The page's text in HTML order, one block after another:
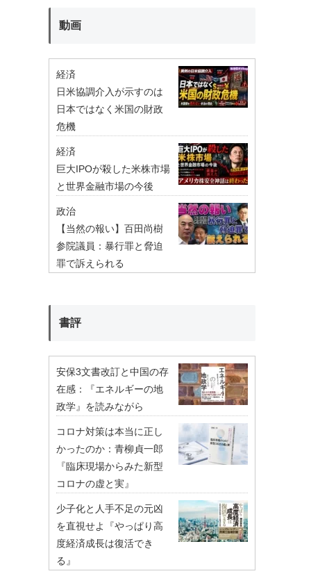
動画
経済
日米協調介入が示すのは
日本ではなく米国の財政
危機
経済
巨大IPOが殺した米株市場
と世界金融市場の今後
政治
【当然の報い】百田尚樹
参院議員：暴行罪と脅迫
罪で訴えられる
書評
安保3文書改訂と中国の存
在感：『エネルギーの地
政学』を読みながら
コロナ対策は本当に正し
かったのか：青柳貞一郎
『臨床現場からみた新型
コロナの虚と実』
少子化と人手不足の元凶
を直視せよ『やっぱり高
度経済成長は復活でき
る』